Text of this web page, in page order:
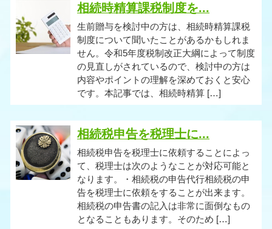
相続時精算課税制度を...
生前贈与を検討中の方は、相続時精算課税
制度について聞いたことがあるかもしれま
せん。令和5年度税制改正大綱によって制度
の見直しがされているので、検討中の方は
内容やポイントの理解を深めておくと安心
です。本記事では、相続時精算 […]
相続税申告を税理士に...
相続税申告を税理士に依頼することによっ
て、税理士は次のようなことが対応可能と
なります。・相続税の申告代行相続税の申
告を税理士に依頼をすることが出来ます。
相続税の申告書の記入は非常に面倒なもの
となることもあります。そのため […]